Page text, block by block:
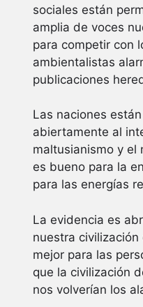
sociales están
amplia de voces
para competir con
ambientalistas
publicaciones
Las naciones
abiertamente al
maltusianismo y el
es bueno para la
para las energías
La evidencia es
nuestra
mejor para las
que la civilización
nos volverían los